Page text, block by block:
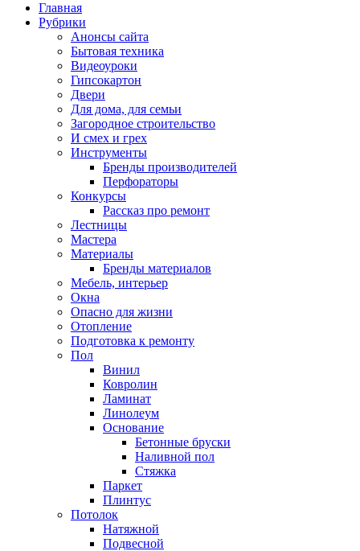
Главная
Рубрики
Анонсы сайта
Бытовая техника
Видеоуроки
Гипсокартон
Двери
Для дома, для семьи
Загородное строительство
И смех и грех
Инструменты
Бренды производителей
Перфораторы
Конкурсы
Рассказ про ремонт
Лестницы
Мастера
Материалы
Бренды материалов
Мебель, интерьер
Окна
Опасно для жизни
Отопление
Подготовка к ремонту
Пол
Винил
Ковролин
Ламинат
Линолеум
Основание
Бетонные бруски
Наливной пол
Стяжка
Паркет
Плинтус
Потолок
Натяжной
Подвесной